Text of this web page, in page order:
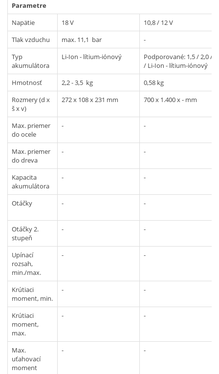
Parametre
Napätie
18 V
10,8 / 12 V
Tlak vzduchu
max. 11,1 bar
-
Typ
akumulátora
Li-Ion - lítium-iónový
Podporované: 1,5 / 2,0 /
/ Li-Ion - lítium-iónový
Hmotnosť
2,2 - 3,5 kg
0,58 kg
Rozmery (d x
š x v)
272 x 108 x 231 mm 700 x 1.400 x - mm
Max. priemer
do ocele
- -
Max. priemer
do dreva
- -
Kapacita
akumulátora
- -
Otáčky - -
Otáčky 2.
stupeň
- -
Upínací
rozsah,
min./max.
- -
Krútiaci
moment, min.
- -
Krútiaci
moment,
max.
- -
Max.
uťahovací
moment
- -